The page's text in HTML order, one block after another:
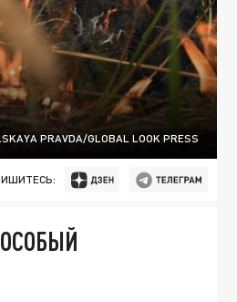
PRAVDA/GLOBAL LOOK PRESS